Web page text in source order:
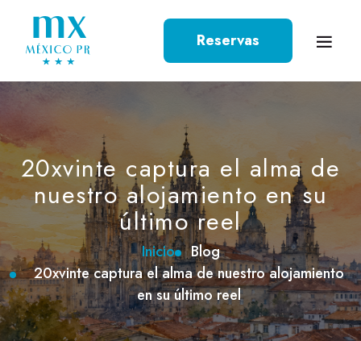
Reservas
20xvinte captura el alma de
nuestro alojamiento en su
último reel
Inicio
Blog
20xvinte captura el alma de nuestro alojamiento
en su último reel